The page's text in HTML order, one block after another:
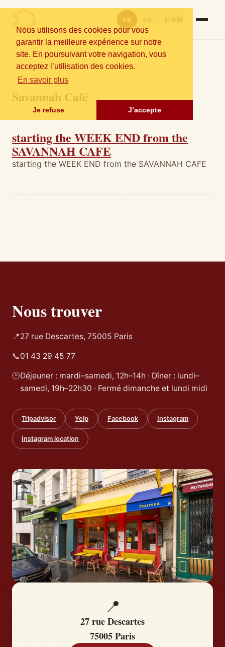
Nous utilisons des cookies pour vous
garantir la meilleure expérience sur notre
site. En poursuivant votre navigation, vous
acceptez l’utilisation des cookies.
En savoir plus
Je refuse J’accepte
FR EN 日本語
Savannah Café
starting the WEEK END from the
SAVANNAH CAFE
starting the WEEK END from the SAVANNAH CAFE
Nous trouver
📍27 rue Descartes, 75005 Paris
📞01 43 29 45 77
🕑Déjeuner : mardi–samedi, 12h–14h · Dîner : lundi–
samedi, 19h–22h30 · Fermé dimanche et lundi midi
Tripadvisor Yelp Facebook Instagram
Instagram location
📍
27 rue Descartes
75005 Paris